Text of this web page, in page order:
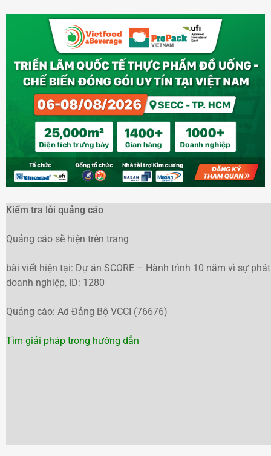
Kiểm tra lỗi quảng cáo
Quảng cáo sẽ hiện trên trang
bài viết hiện tại: Dự án SCORE – Hành trình 10 năm vì sự
doanh nghiệp, ID: 1280
Quảng cáo: Ad Đảng Bộ VCCI (76676)
Tìm giải pháp trong hướng dẫn